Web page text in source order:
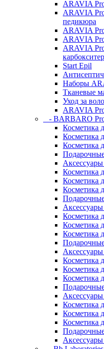
ARAVIA
ARAVIA
педикюра
ARAVIA
ARAVIA
ARAVIA
Start Epil
Наборы
Тканевые
Уход за
ARAVIA
- BARBARO
Косметика
Косметика
Косметика
Косметика
Косметика
Косметика
Косметика
Косметика
Косметика
Косметика
Косметика
Косметика
Косметика
Косметика
Косметика